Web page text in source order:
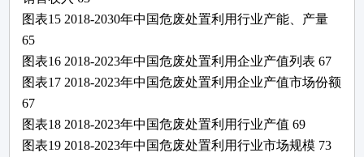
图表15 2018-2030年中国危废处置利用行业产能、产量
65
图表16 2018-2023年中国危废处置利用企业产值列表 67
图表17 2018-2023年中国危废处置利用企业产值市场份额
67
图表18 2018-2023年中国危废处置利用行业产值 69
图表19 2018-2023年中国危废处置利用行业市场规模 73